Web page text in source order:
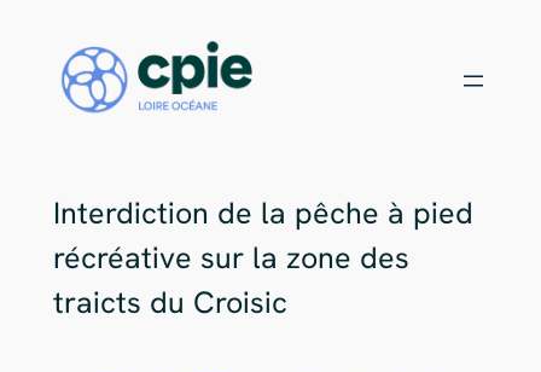
Choisissez votre mission
contenu
Interdiction de la pêche à pied
récréative sur la zone des
traicts du Croisic